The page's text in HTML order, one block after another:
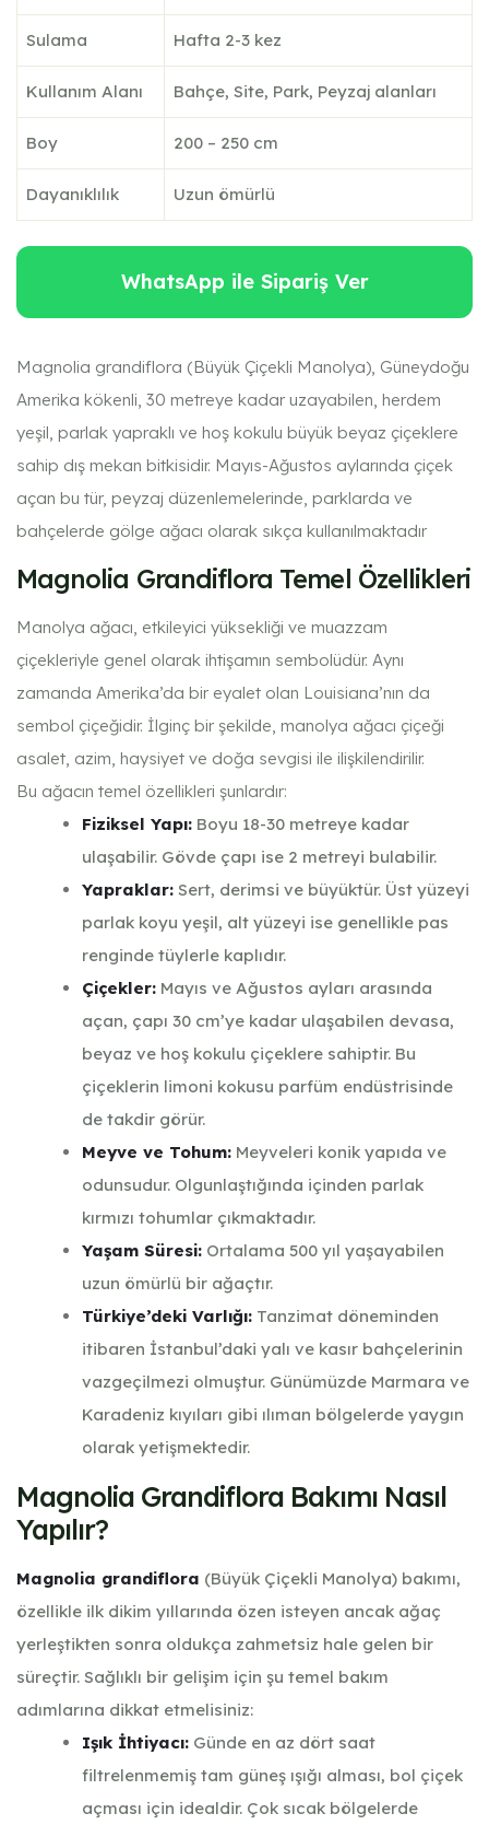
Sulama Hafta 2-3 kez
Kullanım Alanı Bahçe, Site, Park, Peyzaj alanları
Boy 200 – 250 cm
Dayanıklılık Uzun ömürlü
WhatsApp ile Sipariş Ver
Magnolia grandiflora (Büyük Çiçekli Manolya), Güneydoğu
Amerika kökenli, 30 metreye kadar uzayabilen, herdem
yeşil, parlak yapraklı ve hoş kokulu büyük beyaz çiçeklere
sahip dış mekan bitkisidir. Mayıs-Ağustos aylarında çiçek
açan bu tür, peyzaj düzenlemelerinde, parklarda ve
bahçelerde gölge ağacı olarak sıkça kullanılmaktadır
Magnolia Grandiflora Temel Özellikleri
Manolya ağacı, etkileyici yüksekliği ve muazzam
çiçekleriyle genel olarak ihtişamın sembolüdür. Aynı
zamanda Amerika’da bir eyalet olan Louisiana’nın da
sembol çiçeğidir. İlginç bir şekilde, manolya ağacı çiçeği
asalet, azim, haysiyet ve doğa sevgisi ile ilişkilendirilir.
Bu ağacın temel özellikleri şunlardır:
Fiziksel Yapı: Boyu 18-30 metreye kadar
ulaşabilir. Gövde çapı ise 2 metreyi bulabilir.
Yapraklar: Sert, derimsi ve büyüktür. Üst yüzeyi
parlak koyu yeşil, alt yüzeyi ise genellikle pas
renginde tüylerle kaplıdır.
Çiçekler: Mayıs ve Ağustos ayları arasında
açan, çapı 30 cm’ye kadar ulaşabilen devasa,
beyaz ve hoş kokulu çiçeklere sahiptir. Bu
çiçeklerin limoni kokusu parfüm endüstrisinde
de takdir görür.
Meyve ve Tohum: Meyveleri konik yapıda ve
odunsudur. Olgunlaştığında içinden parlak
kırmızı tohumlar çıkmaktadır.
Yaşam Süresi: Ortalama 500 yıl yaşayabilen
uzun ömürlü bir ağaçtır.
Türkiye’deki Varlığı: Tanzimat döneminden
itibaren İstanbul’daki yalı ve kasır bahçelerinin
vazgeçilmezi olmuştur. Günümüzde Marmara ve
Karadeniz kıyıları gibi ılıman bölgelerde yaygın
olarak yetişmektedir.
Magnolia Grandiflora Bakımı Nasıl
Yapılır?
Magnolia grandiflora (Büyük Çiçekli Manolya) bakımı,
özellikle ilk dikim yıllarında özen isteyen ancak ağaç
yerleştikten sonra oldukça zahmetsiz hale gelen bir
süreçtir. Sağlıklı bir gelişim için şu temel bakım
adımlarına dikkat etmelisiniz:
Işık İhtiyacı: Günde en az dört saat
filtrelenmemiş tam güneş ışığı alması, bol çiçek
açması için idealdir. Çok sıcak bölgelerde